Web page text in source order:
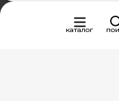
© Ifreez - продажа и
каталог